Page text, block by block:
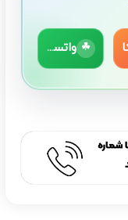
☘ واتساپ